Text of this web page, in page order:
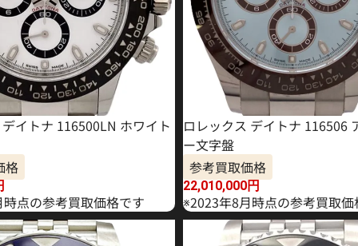
イトナ 116500LN ホワイト
格
点の参考買取価格です
ロレックス デイトナ 116506
ー文字盤
参考買取価格
22,010,000円
※2023年8月時点の参考買取価